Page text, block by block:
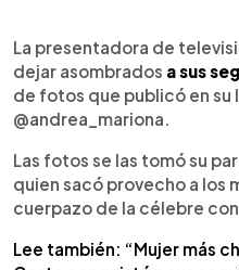
Escuchar artículo
La presentadora de
dejar asombrados a sus
de fotos que publicó en su
@andrea_mariona.
Las fotos se las tomó su
quien sacó provecho a los
cuerpazo de la célebre
Lee también: “Mujer más